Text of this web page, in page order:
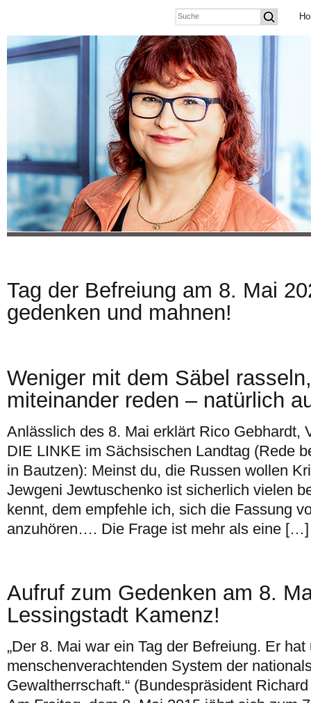
Tag der Befreiung am 8. Mai
gedenken und mahnen!
Weniger mit dem Säbel
miteinander reden – natürlich
Anlässlich des 8. Mai erklärt Rico Gebhardt,
DIE LINKE im Sächsischen Landtag (Rede
in Bautzen): Meinst du, die Russen wollen
Jewgeni Jewtuschenko ist sicherlich vielen
kennt, dem empfehle ich, sich die Fassung
anzuhören…. Die Frage ist mehr als eine […]
Aufruf zum Gedenken am 8.
Lessingstadt Kamenz!
„Der 8. Mai war ein Tag der Befreiung. Er
menschenverachtenden System der
Gewaltherrschaft.“ (Bundespräsident